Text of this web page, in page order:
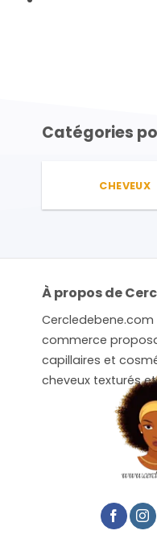
Catégories
CHEVEUX
À propos de
commerce
capillaires et
cheveux texturés